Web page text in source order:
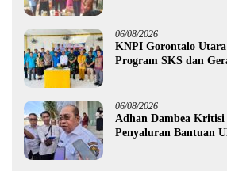
06/08/2026
KNPI Gorontalo
Program SKS dan
06/08/2026
Adhan Dambea Kritisi
Penyaluran Bantuan